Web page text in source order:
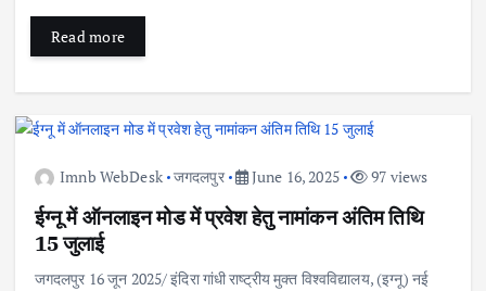
Read more
Imnb WebDesk जगदलपुर June 16, 2025 97 views
ईग्नू में ऑनलाइन मोड में प्रवेश हेतु नामांकन अंतिम तिथि
15 जुलाई
जगदलपुर 16 जून 2025/ इंदिरा गांधी राष्ट्रीय मुक्त विश्वविद्यालय, (इग्नू) नई